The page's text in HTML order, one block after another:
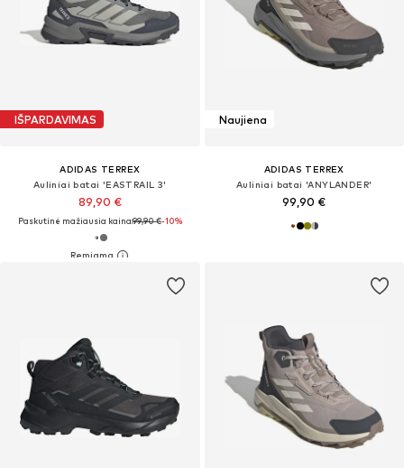
IŠPARDAVIMAS
ADIDAS TERREX
Auliniai batai 'EASTRAIL 3'
89,90 €
Paskutinė mažiausia kaina:99,90 €-10%
Naujiena
ADIDAS TERREX
Auliniai batai 'ANYLANDER'
99,90 €